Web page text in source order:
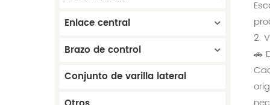
Enlace central
Brazo de control
Conjunto de varilla lateral
2.
🚗